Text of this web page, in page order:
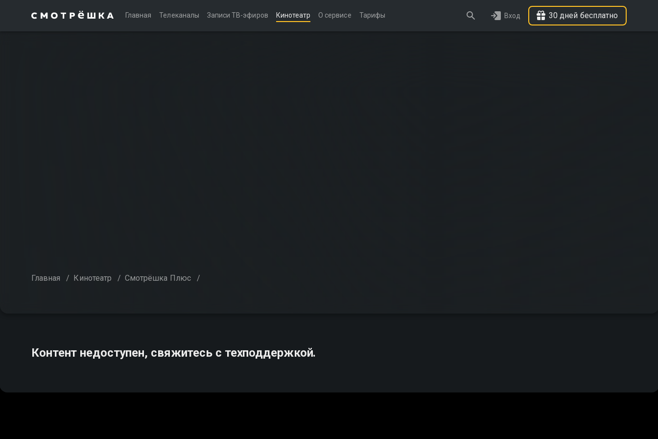
Главная Телеканалы Записи ТВ-эфиров Кинотеатр О сервисе Тарифы Вход 30 дней бесплатно
Главная / Кинотеатр / Смотрёшка Плюс /
Контент недоступен, свяжитесь с техподдержкой.